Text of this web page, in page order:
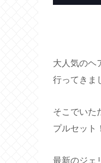
大人気のヘ
行ってきま
そこでいた
プルセット
最新のジェ